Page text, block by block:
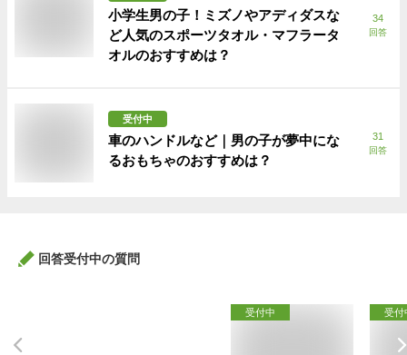
小学生男の子！ミズノやアディダスな
ど人気のスポーツタオル・マフラータ
オルのおすすめは？
34
回答
受付中
車のハンドルなど｜男の子が夢中にな
るおもちゃのおすすめは？
31
回答
回答受付中の質問
受付中 受付